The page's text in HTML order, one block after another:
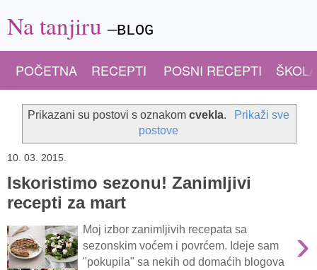
Na tanjiru—BLOG
POČETNA RECEPTI POSNI RECEPTI
Prikazani su postovi s oznakomcvekla.
Prikaži sve
postove
10. 03. 2015.
Iskoristimo sezonu! Zanimljivi
recepti za mart
›
Moj izbor zanimljivih recepata sa
sezonskim voćem i povrćem. Ideje sam
"pokupila" sa nekih od domaćih blogova